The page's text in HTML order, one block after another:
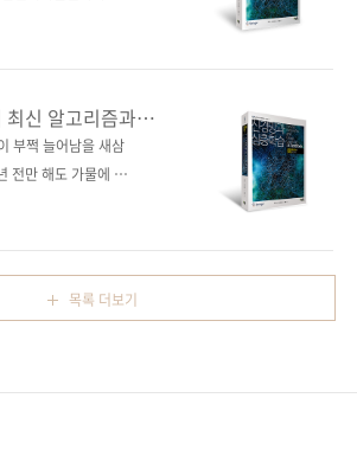
니다만, 《딥러닝
스크립트 프레임워
는 데 필요한 수학 이
딥러닝 모델을 사용
제작해 보면서 딥러
(가나다순) [교보
보문고] [구글도서]
[인터파크] 신경망
체계적으로 정리한
Networks and
원서 ISBN:
루 C. 아가르왈 역
9월 17일 페이지 760
신 알고리즘과
다.
부쩍 늘어남을 새삼
전만 해도 가물에 콩
데, 최근에는 한 달
바일 서적 시장을 보
에서 관심이 많은 주
데요. 이번에 그 라
목록 더보기